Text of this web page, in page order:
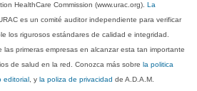
HealthCare Commission (www.urac.org). La
es un comité auditor independiente para verificar
los rigurosos estándares de calidad e integridad.
las primeras empresas en alcanzar esta tan importante
de salud en la red. Conozca más sobre la politica
editorial , y la poliza de privacidad de A.D.A.M.